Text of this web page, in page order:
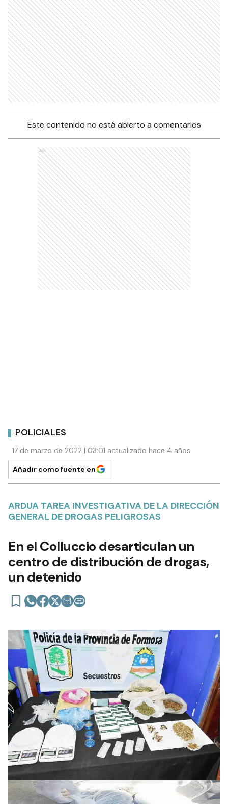
Este contenido no está abierto a comentarios
Ads
POLICIALES
17 de marzo de 2022 | 03:01 actualizado hace 4 años
Añadir como fuente en
ARDUA TAREA INVESTIGATIVA DE LA DIRECCIÓN
GENERAL DE DROGAS PELIGROSAS
En el Colluccio desarticulan un
centro de distribución de drogas,
un detenido